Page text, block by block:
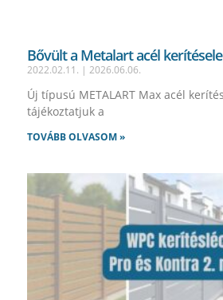
Bővült a Metalart acél
2022.02.11. 2026.06.06.
Új típusú METALART Max acél
tájékoztatjuk a
TOVÁBB OLVASOM »